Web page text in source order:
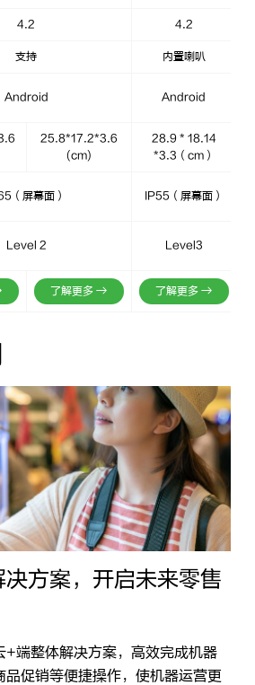
4.2 4.2
支持 内置喇叭
Android Android
25.8*17.2*3.6
(cm)
28.9 * 18.14
*3.3（cm）
（屏幕面） IP55（屏幕面）
Level 2 Level3
了解更多 → 了解更多 →
方案，开启未来零售
+端整体解决方案，高效完成机器
品促销等便捷操作，使机器运营更